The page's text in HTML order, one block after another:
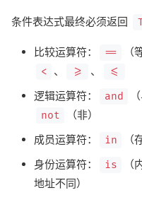
条件表达式最终必须返回
比较运算符： == （
< 、 >= 、 <=
逻辑运算符： and
not
（非）
成员运算符：
in （
身份运算符：
is （
地址不同）